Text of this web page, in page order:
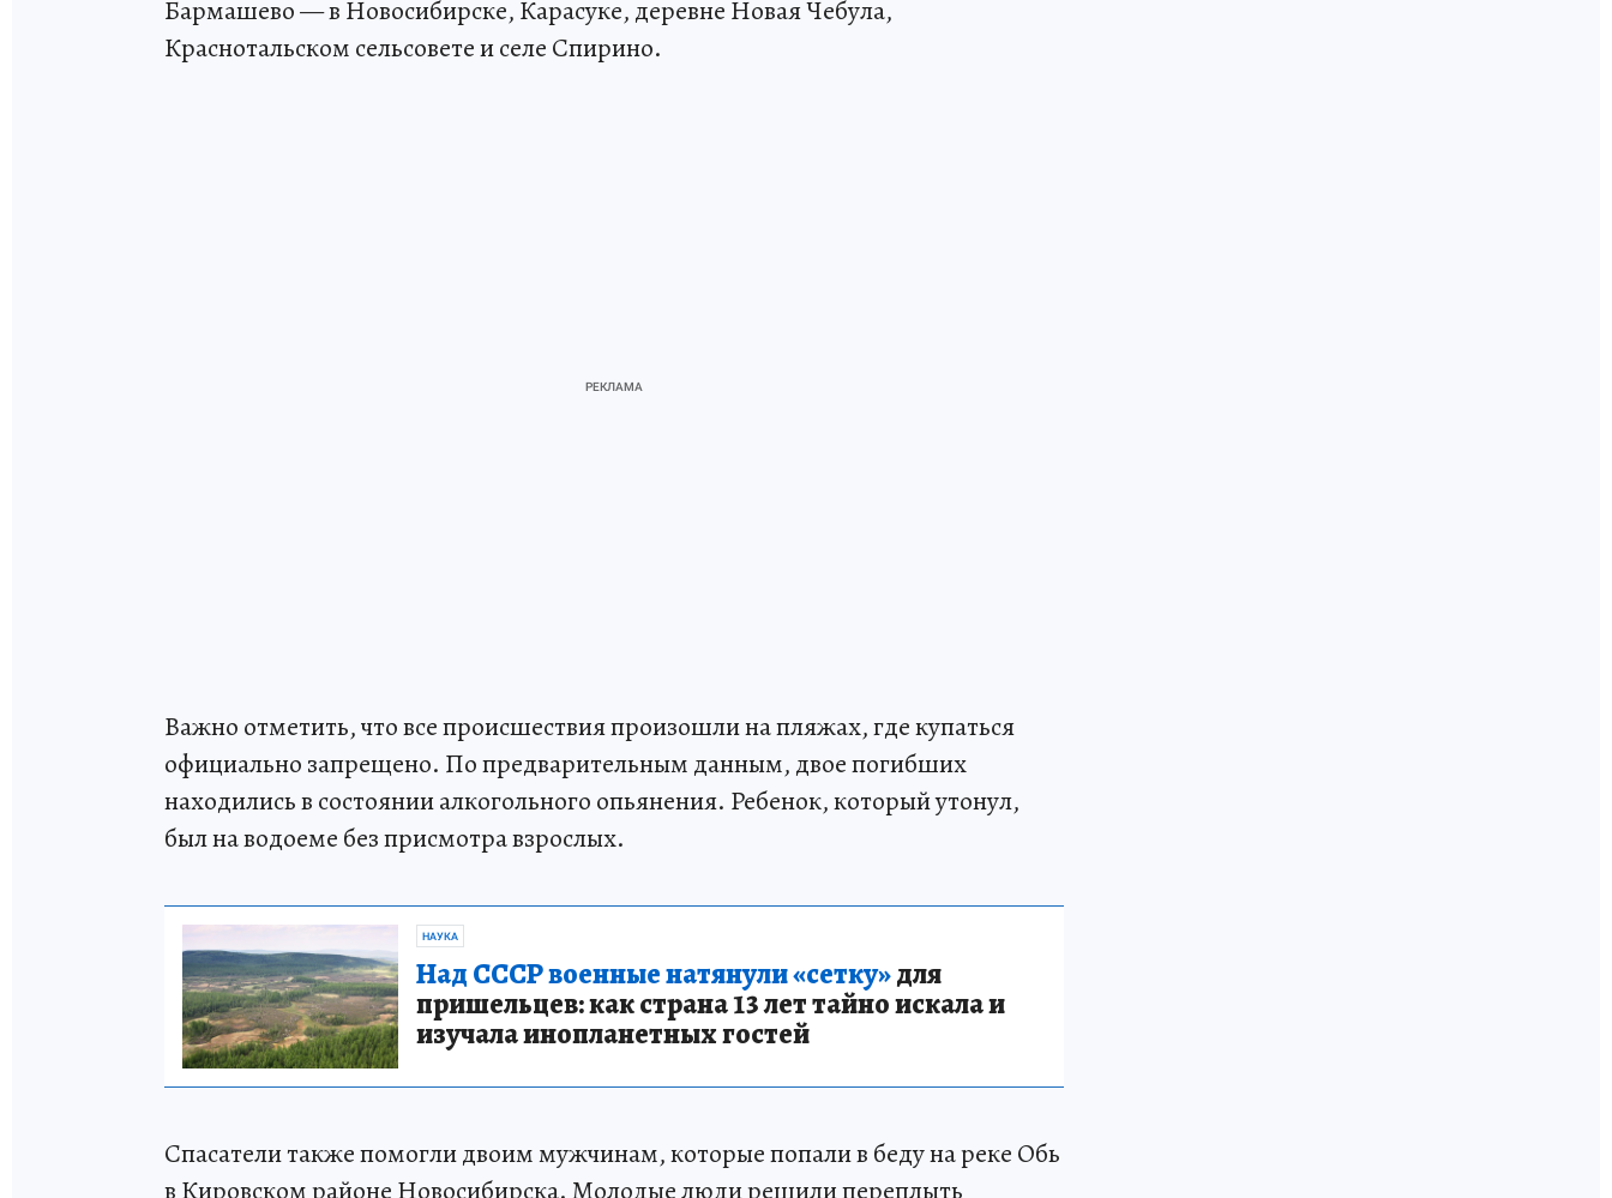
Бармашево — в Новосибирске, Карасуке, деревне Новая Чебула,
Краснотальском сельсовете и селе Спирино.
Важно отметить, что все происшествия произошли на пляжах, где купаться
официально запрещено. По предварительным данным, двое погибших
находились в состоянии алкогольного опьянения. Ребенок, который утонул,
был на водоеме без присмотра взрослых.
НАУКА
Над СССР военные натянули «сетку»для
пришельцев: как страна 13 лет тайно искала и
изучала инопланетных гостей
Спасатели также помогли двоим мужчинам, которые попали в беду на реке Обь
в Кировском районе Новосибирска. Молодые люди решили переплыть